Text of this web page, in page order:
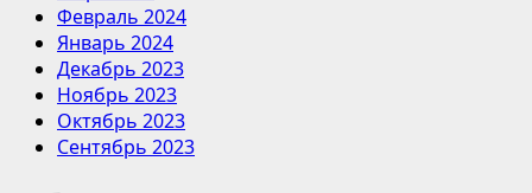
Февраль 2024
Январь 2024
Декабрь 2023
Ноябрь 2023
Октябрь 2023
Сентябрь 2023